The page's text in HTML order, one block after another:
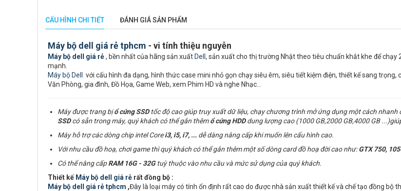
CẤU HÌNH CHI TIẾT ĐÁNH GIÁ SẢN PHẨM
Máy bộ dell giá rẻ tphcm - vi tính thiệu nguyễn
Máy bộ dell giá rẻ, bền nhất của hãng sản xuất Dell , sản xuất cho thị trường Nhật theo tiêu chuẩn khắt khe để
mạnh.
Máy bộ Dell
với cấu hình đa dạng, hình thức case mini nhỏ gọn chạy siêu êm, siêu tiết kiệm điện, thiết kế sang
Văn Phòng, gia đình, Đồ Họa, Game Web, xem Phim HD và nghe Nhạc…
Máy được trang bịổ cứng SSDtốc độ cao giúp truy xuất dữ liệu, chạy chương trình mở ứng dụng một cách nhanh
SSDcó sẵn trong máy, quý khách có thể gắn thêmổ cứng HDDdung lượng cao (1000 GB,2000 GB,4000 GB
Máy hỗ trợ các dòng chip intel Corei3, i5, i7, ... dễ dàng nâng cấp khi muốn lên cấu hình cao.
Với nhu cầu đồ hoạ, chơi game thì quý khách có thể gắn thêm một số dòng card đồ hoạ đời cao như:GTX 750,
Có thể nâng cấpRAM 16G - 32Gtuỳ thuộc vào nhu cầu và mức sử dụng của quý khách.
Thiết kế Máy bộ dell giá rẻ rất đồng bộ :
Máy bộ dell giá rẻ tphcm ,Đây là loại máy có tính ổn định rất cao do được nhà sản xuất thiết kế và chế tạo đồng bộ